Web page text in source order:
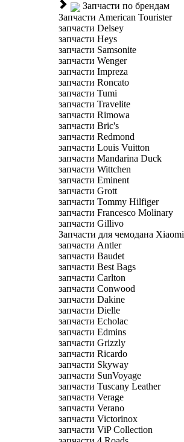
Запчасти по брендам
Запчасти American Tourister
запчасти Delsey
запчасти Heys
запчасти Samsonite
запчасти Wenger
запчасти Impreza
запчасти Roncato
запчасти Tumi
запчасти Travelite
запчасти Rimowa
запчасти Bric's
запчасти Redmond
запчасти Louis Vuitton
запчасти Mandarina Duck
запчасти Wittchen
запчасти Eminent
запчасти Grott
запчасти Tommy Hilfiger
запчасти Francesco Molinary
запчасти Gillivo
Запчасти для чемодана Xiaomi
запчасти Antler
запчасти Baudet
запчасти Best Bags
запчасти Carlton
запчасти Conwood
запчасти Dakine
запчасти Dielle
запчасти Echolac
запчасти Edmins
запчасти Grizzly
запчасти Ricardo
запчасти Skyway
запчасти SunVoyage
запчасти Tuscany Leather
запчасти Verage
запчасти Verano
запчасти Victorinox
запчасти ViP Collection